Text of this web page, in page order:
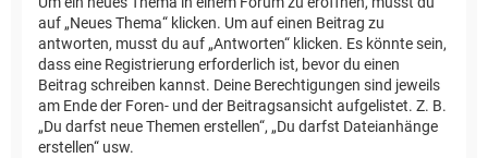
auf „Neues Thema“ klicken. Um auf einen Beitrag zu
antworten, musst du auf „Antworten“ klicken. Es könnte sein,
dass eine Registrierung erforderlich ist, bevor du einen
Beitrag schreiben kannst. Deine Berechtigungen sind jeweils
am Ende der Foren- und der Beitragsansicht aufgelistet. Z. B.
„Du darfst neue Themen erstellen“, „Du darfst Dateianhänge
erstellen“ usw.